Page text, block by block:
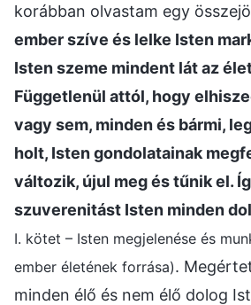
korábban olvastam egy
ember szíve és lelke Isten
Isten szeme mindent lát az
Függetlenül attól, hogy
vagy sem, minden és bármi,
holt, Isten gondolatainak
változik, újul meg és tűnik el.
szuverenitást Isten minden
I. kötet – Isten megjelenése és
ember életének forrása).
minden élő és nem élő dolog